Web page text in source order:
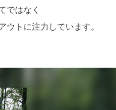
ではなく
ウトに注力しています。